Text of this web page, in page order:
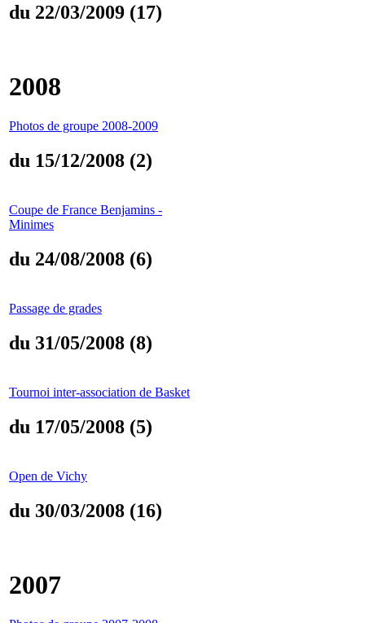
du 22/03/2009 (17)
2008
Photos de groupe 2008-2009
du 15/12/2008 (2)
Coupe de France Benjamins -
Minimes
du 24/08/2008 (6)
Passage de grades
du 31/05/2008 (8)
Tournoi inter-association de Basket
du 17/05/2008 (5)
Open de Vichy
du 30/03/2008 (16)
2007